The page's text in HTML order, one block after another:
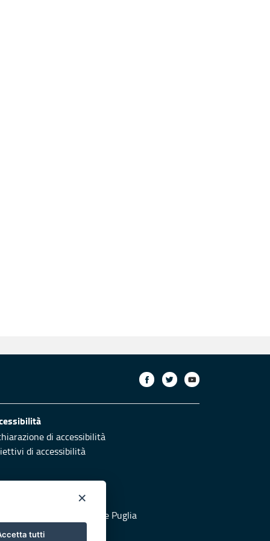
di accessibilità
di accessibilità
al sito di Protezione Civile Puglia
×
tutti